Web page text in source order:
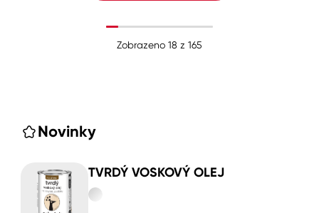
Zobrazeno 18 z 165
Novinky
TVRDÝ VOSKOVÝ OLEJ